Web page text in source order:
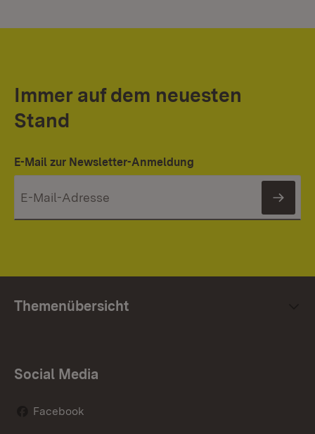
Immer auf dem neuesten
Stand
E-Mail zur Newsletter-Anmeldung
Themenübersicht
Social Media
Facebook